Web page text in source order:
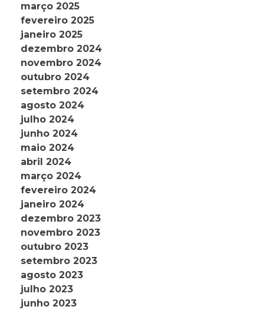
março 2025
fevereiro 2025
janeiro 2025
dezembro 2024
novembro 2024
outubro 2024
setembro 2024
agosto 2024
julho 2024
junho 2024
maio 2024
abril 2024
março 2024
fevereiro 2024
janeiro 2024
dezembro 2023
novembro 2023
outubro 2023
setembro 2023
agosto 2023
julho 2023
junho 2023